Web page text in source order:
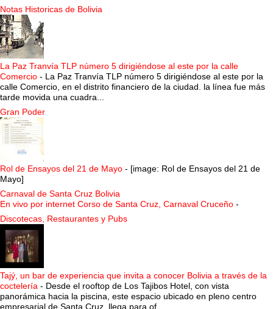
Notas Historicas de Bolivia
La Paz Tranvía TLP número 5 dirigiéndose al este por la calle
Comercio - La Paz Tranvía TLP número 5 dirigiéndose al este por la
calle Comercio, en el distrito financiero de la ciudad. la línea fue más
tarde movida una cuadra...
Gran Poder
Rol de Ensayos del 21 de Mayo - [image: Rol de Ensayos del 21 de
Mayo]
Carnaval de Santa Cruz Bolivia
En vivo por internet Corso de Santa Cruz, Carnaval Cruceño -
Discotecas, Restaurantes y Pubs
Tajý, un bar de experiencia que invita a conocer Bolivia a través de la
coctelería - Desde el rooftop de Los Tajibos Hotel, con vista
panorámica hacia la piscina, este espacio ubicado en pleno centro
empresarial de Santa Cruz, llega para of...